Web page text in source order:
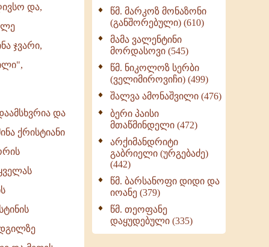
და,
ჯვარი,
და
ქრისტიანი
ოთხი ასეული თავი
სიყვარულის შესახებ
(259)
წმ. მარკოზ მონაზონი
(განშორებული) (610)
მამა ვალენტინი
მორდასოვი (545)
წმ. ნიკოლოზ სერბი
(ველიმიროვიჩი) (499)
შალვა ამონაშვილი (476)
ბერი პაისი
მთაწმინდელი (472)
არქიმანდრიტი
გაბრიელი (ურგებაძე)
(442)
წმ. ბარსანოფი დიდი და
იოანე (379)
წმ. თეოფანე
დაყუდებული (335)